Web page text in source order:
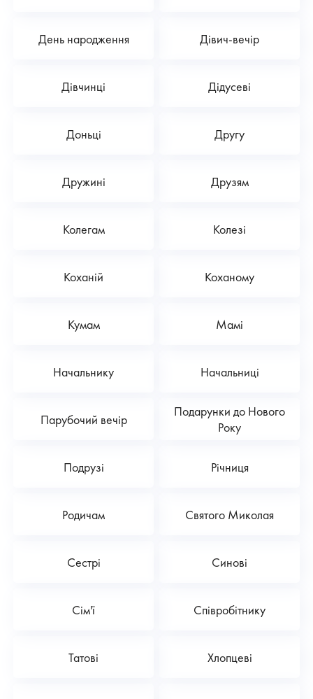
День народження Дівич-вечір
Дівчинці Дідусеві
Доньці Другу
Дружині Друзям
Колегам Колезі
Коханій Коханому
Кумам Мамі
Начальнику Начальниці
Парубочий вечір
Подарунки до Нового
Року
Подрузі Річниця
Родичам Святого Миколая
Сестрі Синові
Сім'ї Співробітнику
Татові Хлопцеві